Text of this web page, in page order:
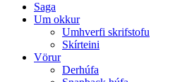
Saga
Um okkur
Umhverfi skrifstofu
Skírteini
Vörur
Derhúfa